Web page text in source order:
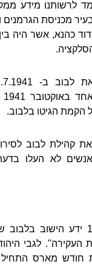
לרשותנו מידע
מכניסת הגרמנים
כהנא, אשר היה
הקמת הגיטו בלבוב.
קהילת לבוב
לא העלו
בשלהי פברואר 1942 ידע
העקירה". לגבי
חודש מארס